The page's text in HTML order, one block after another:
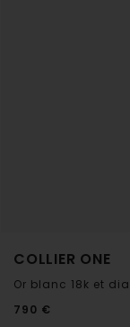
COLLIER ONE
Or blanc 18k et
790 €